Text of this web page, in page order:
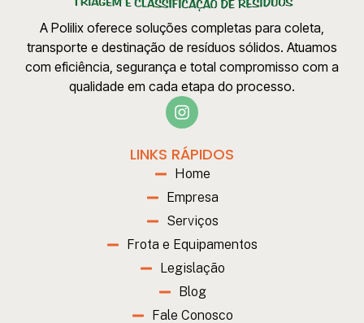
A Polilix oferece soluções completas para coleta,
transporte e destinação de resíduos sólidos. Atuamos
com eficiência, segurança e total compromisso com a
qualidade em cada etapa do processo.
LINKS RÁPIDOS
Home
Empresa
Serviços
Frota e Equipamentos
Legislação
Blog
Fale Conosco